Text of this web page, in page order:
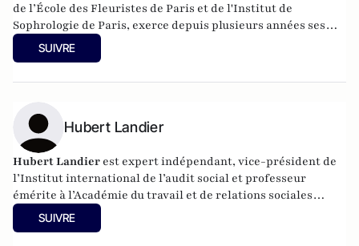
de l’École des Fleuristes de Paris et de l'Institut de
Sophrologie de Paris, exerce depuis plusieurs années ses
deux formations en harmonie
:sophrofleurs.com
SUIVRE
Hubert Landier
Hubert Landier est expert indépendant, vice-président de
l’Institut international de l’audit social et professeur
émérite à l’Académie du travail et de relations sociales
(Moscou).
SUIVRE